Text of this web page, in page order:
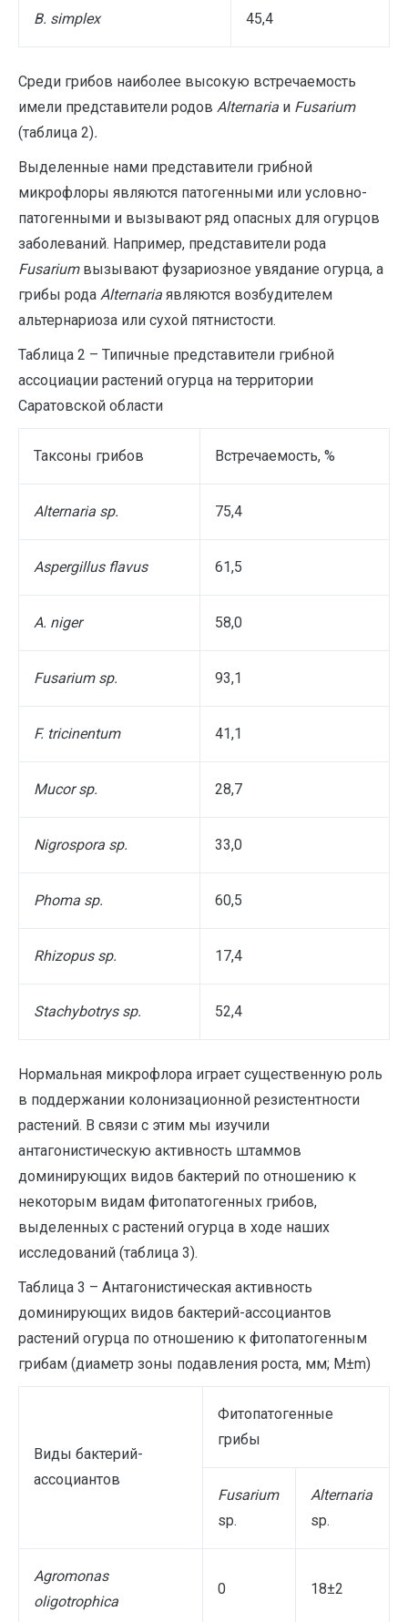
B. simplex 45,4
Среди грибов наиболее высокую встречаемость
имели представители родов Alternaria и Fusarium
(таблица 2).
Выделенные нами представители грибной
микрофлоры являются патогенными или условно-
патогенными и вызывают ряд опасных для огурцов
заболеваний. Например, представители рода
Fusarium вызывают фузариозное увядание огурца, а
грибы рода Alternaria являются возбудителем
альтернариоза или сухой пятнистости.
Таблица 2 – Типичные представители грибной
ассоциации растений огурца на территории
Саратовской области
Таксоны грибов Встречаемость, %
Alternaria sp. 75,4
Aspergillus flavus 61,5
A. niger 58,0
Fusarium sp. 93,1
F. tricinentum 41,1
Mucor sp. 28,7
Nigrospora sp. 33,0
Phoma sp. 60,5
Rhizopus sp. 17,4
Stachybotrys sp. 52,4
Нормальная микрофлора играет существенную роль
в поддержании колонизационной резистентности
растений. В связи с этим мы изучили
антагонистическую активность штаммов
доминирующих видов бактерий по отношению к
некоторым видам фитопатогенных грибов,
выделенных с растений огурца в ходе наших
исследований (таблица 3).
Таблица 3 – Антагонистическая активность
доминирующих видов бактерий-ассоциантов
растений огурца по отношению к фитопатогенным
грибам (диаметр зоны подавления роста, мм; M±m)
Виды бактерий-
ассоциантов
Фитопатогенные
грибы
Fusarium
sp.
Alternaria
sp.
Agromonas
oligotrophica
0 18±2